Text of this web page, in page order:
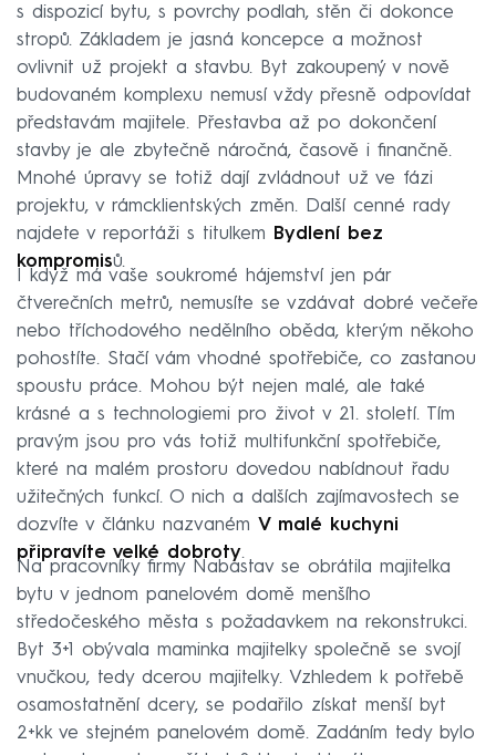
s dispozicí bytu, s povrchy podlah, stěn či dokonce
stropů. Základem je jasná koncepce a možnost
ovlivnit už projekt a stavbu. Byt zakoupený v nově
budovaném komplexu nemusí vždy přesně odpovídat
představám majitele. Přestavba až po dokončení
stavby je ale zbytečně náročná, časově i finančně.
Mnohé úpravy se totiž dají zvládnout už ve fázi
projektu, v rámcklientských změn. Další cenné rady
najdete v reportáži s titulkem
Bydlení bez
kompromisů.
I když má vaše soukromé hájemství jen pár
čtverečních metrů, nemusíte se vzdávat dobré večeře
nebo tříchodového nedělního oběda, kterým někoho
pohostíte. Stačí vám vhodné spotřebiče, co zastanou
spoustu práce. Mohou být nejen malé, ale také
krásné a s technologiemi pro život v 21. století. Tím
pravým jsou pro vás totiž multifunkční spotřebiče,
které na malém prostoru dovedou nabídnout řadu
užitečných funkcí. O nich a dalších zajímavostech se
dozvíte v článku nazvaném V malé kuchyni
připravíte velké dobroty.
Na pracovníky firmy Nabastav se obrátila majitelka
bytu v jednom panelovém domě menšího
středočeského města s požadavkem na rekonstrukci.
Byt 3+1 obývala maminka majitelky společně se svojí
vnučkou, tedy dcerou majitelky. Vzhledem k potřebě
osamostatnění dcery, se podařilo získat menší byt
2+kk ve stejném panelovém domě. Zadáním tedy bylo